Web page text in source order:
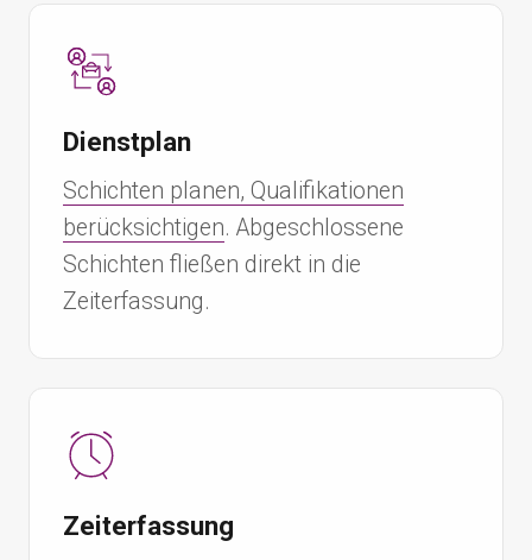
Dienstplan
Schichten planen, Qualifikationen
berücksichtigen. Abgeschlossene
Schichten fließen direkt in die
Zeiterfassung.
Zeiterfassung